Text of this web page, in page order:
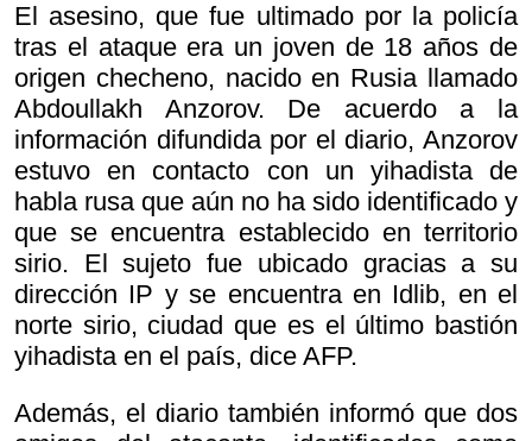
El asesino, que fue ultimado por la policía
tras el ataque era un joven de 18 años de
origen checheno, nacido en Rusia llamado
Abdoullakh Anzorov. De acuerdo a la
información difundida por el diario, Anzorov
estuvo en contacto con un yihadista de
habla rusa que aún no ha sido identificado y
que se encuentra establecido en territorio
sirio. El sujeto fue ubicado gracias a su
dirección IP y se encuentra en Idlib, en el
norte sirio, ciudad que es el último bastión
yihadista en el país, dice AFP.
Además, el diario también informó que dos